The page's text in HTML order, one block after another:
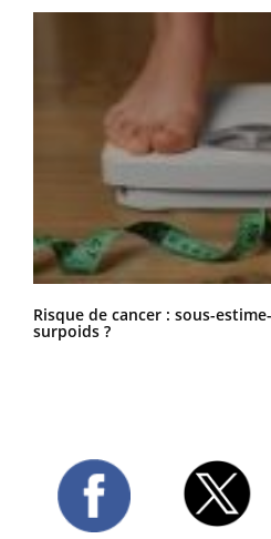
Risque de cancer : sous-
surpoids ?